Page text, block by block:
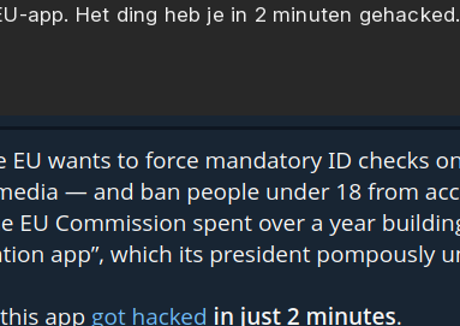
app. Het ding heb je in 2 minuten gehacked.